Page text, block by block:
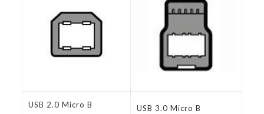
USB 2.0 Micro B USB 3.0 Micro B